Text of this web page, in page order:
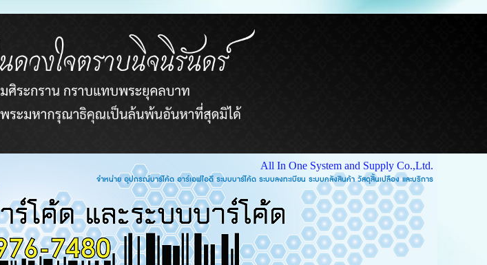
All In One System and Supply Co.,Ltd.
บาร์โค้ด ระบบลงทะเบียน ระบบคลังสินค้า วัสดุสิ้นเปลือง และบริการ